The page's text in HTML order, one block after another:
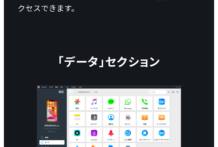
クセスできます。
「データ」セクション